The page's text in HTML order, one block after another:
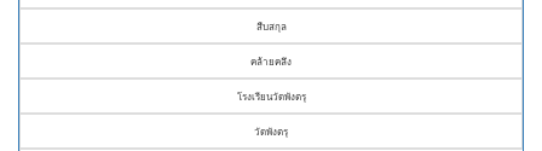
สืบสกุล
คล้ายคลึง
โรงเรียนวัดพังตรุ
วัดพังตรุ